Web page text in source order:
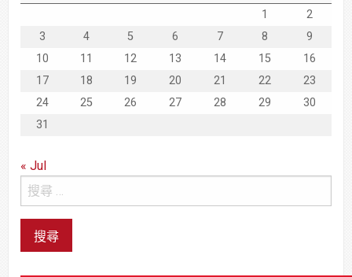
1
2
3
4 5 6 7 8
9
10
11 12 13 14 15
16
17
18 19 20 21 22
23
24
25 26 27 28 29
30
31
« Jul